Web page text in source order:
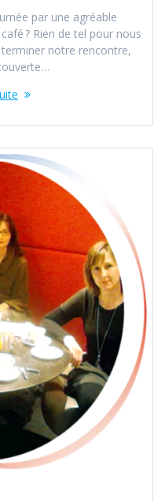
par une agréable
? Rien de tel pour nous
notre rencontre,